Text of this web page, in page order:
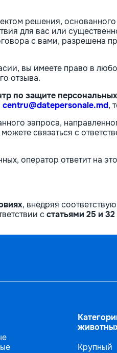
решения,
для вас или
с вами, разрешена
вы имеете право в
отзыва.
по защите
centru@datepersonale.md,
запроса,
связаться с
оператор ответит на
, внедряя
с статьями 25 и 32
Крупный